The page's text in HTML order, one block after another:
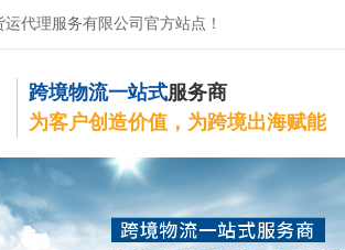
代理服务有限公司官方站点！
跨境物流一站式服务商
为客户创造价值，为跨境出海赋能